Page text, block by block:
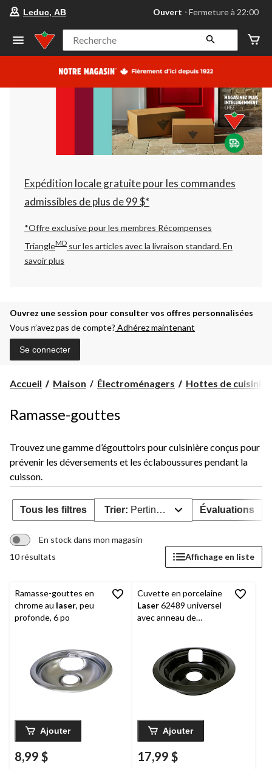
votre
préféré
Leduc,
AB,
courament
Fermeture
à
22:00
cliquer
pour
changer
Leduc, AB Ouvert ⋅ Fermeture à 22:00
Recherche
Expédition locale gratuite pour les commandes
admissibles de plus de 99 $*
*Offre exclusive pour les membres Récompenses
TriangleMD sur les articles avec la livraison standard.En
savoir plus
Ouvrez une session pour consulter vos offres personnalisées
Vous n’avez pas de compte? Adhérez maintenant
Se connecter
Accueil Maison Électroménagers Hottes de
Ramasse-gouttes
Trouvez une gamme d’égouttoirs pour cuisinière conçus pour
prévenir les déversements et les éclaboussures pendant la
cuisson.
Tous les filtres Trier: Pertinence Évaluations
En stock dans mon magasin
10 résultats
Affichage en liste
Ramasse-gouttes en
chrome au laser, peu
profonde, 6 po
Ajouter
8,99 $
Cuvette en porcelaine
Laser62489 universel
avec anneau de
Ajouter
17,99 $